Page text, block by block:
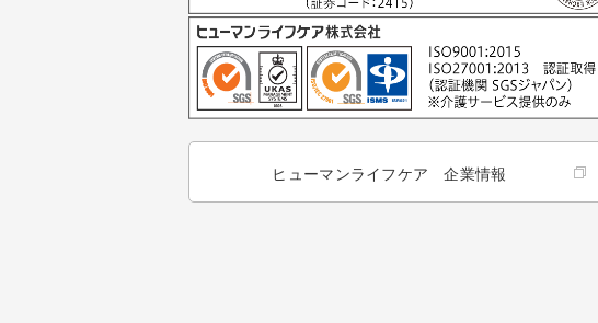
ヒューマンライフケア 企業情報